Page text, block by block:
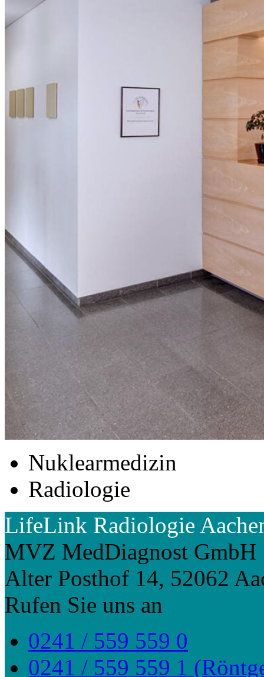
Nuklearmedizin
Radiologie
LifeLink Radiologie
MVZ MedDiagnost GmbH
Alter Posthof 14, 52062
Rufen Sie uns an
0241 / 559 559 0
0241 / 559 559 1